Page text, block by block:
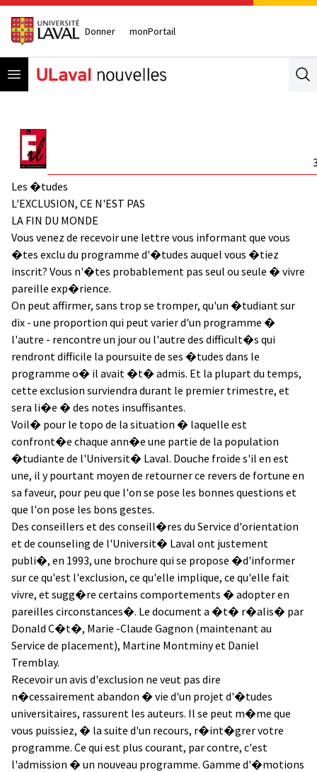
Donner monPortail
Open menu
Les �tudes
L'EXCLUSION, CE N'EST PAS
LA FIN DU MONDE
Vous venez de recevoir une lettre vous informant que vous
�tes exclu du programme d'�tudes auquel vous �tiez
inscrit? Vous n'�tes probablement pas seul ou seule � vivre
pareille exp�rience.
On peut affirmer, sans trop se tromper, qu'un �tudiant sur
dix - une proportion qui peut varier d'un programme �
l'autre - rencontre un jour ou l'autre des difficult�s qui
rendront difficile la poursuite de ses �tudes dans le
programme o� il avait �t� admis. Et la plupart du temps,
cette exclusion surviendra durant le premier trimestre, et
sera li�e � des notes insuffisantes.
Voil� pour le topo de la situation � laquelle est
confront�e chaque ann�e une partie de la population
�tudiante de l'Universit� Laval. Douche froide s'il en est
une, il y pourtant moyen de retourner ce revers de fortune en
sa faveur, pour peu que l'on se pose les bonnes questions et
que l'on pose les bons gestes.
Des conseillers et des conseill�res du Service d'orientation
et de counseling de l'Universit� Laval ont justement
publi�, en 1993, une brochure qui se propose �d'informer
sur ce qu'est l'exclusion, ce qu'elle implique, ce qu'elle fait
vivre, et sugg�re certains comportements � adopter en
pareilles circonstances�. Le document a �t� r�alis� par
Donald C�t�, Marie -Claude Gagnon (maintenant au
Service de placement), Martine Montminy et Daniel
Tremblay.
Recevoir un avis d'exclusion ne veut pas dire
n�cessairement abandon � vie d'un projet d'�tudes
universitaires, rassurent les auteurs. Il se peut m�me que
vous puissiez, � la suite d'un recours, r�int�grer votre
programme. Ce qui est plus courant, par contre, c'est
l'admission � un nouveau programme. Gamme d'�motions